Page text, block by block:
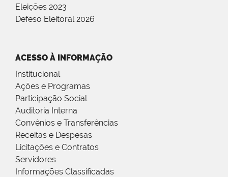
Eleições 2023
Defeso Eleitoral 2026
ACESSO À INFORMAÇÃO
Institucional
Ações e Programas
Participação Social
Auditoria Interna
Convênios e Transferências
Receitas e Despesas
Licitações e Contratos
Servidores
Informações Classificadas